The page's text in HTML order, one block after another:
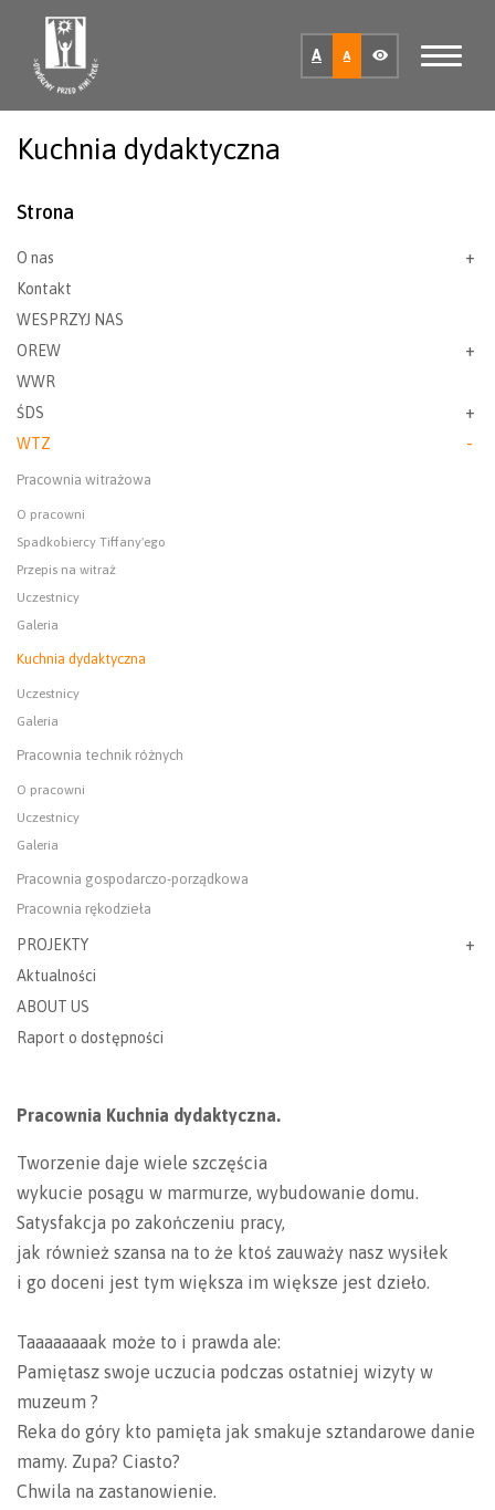
A A
Kuchnia dydaktyczna
Strona
O nas
Kontakt
WESPRZYJ NAS
OREW
WWR
ŚDS
WTZ
Pracownia witrażowa
O pracowni
Spadkobiercy Tiffany'ego
Przepis na witraż
Uczestnicy
Galeria
Kuchnia dydaktyczna
Uczestnicy
Galeria
Pracownia technik różnych
O pracowni
Uczestnicy
Galeria
Pracownia gospodarczo-porządkowa
Pracownia rękodzieła
PROJEKTY
Aktualności
ABOUT US
Raport o dostępności
Pracownia Kuchnia dydaktyczna.
Tworzenie daje wiele szczęścia
wykucie posągu w marmurze, wybudowanie domu.
Satysfakcja po zakończeniu pracy,
jak również szansa na to że ktoś zauważy nasz wysiłek
i go doceni jest tym większa im większe jest dzieło.
Taaaaaaaak może to i prawda ale:
Pamiętasz swoje uczucia podczas ostatniej wizyty w
muzeum ?
Reka do góry kto pamięta jak smakuje sztandarowe danie
mamy. Zupa? Ciasto?
Chwila na zastanowienie.